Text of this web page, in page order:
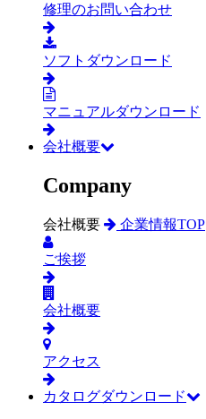
修理のお問い合わせ
ソフトダウンロード
マニュアルダウンロード
会社概要
Company
会社概要 企業情報TOP
ご挨拶
会社概要
アクセス
カタログダウンロード